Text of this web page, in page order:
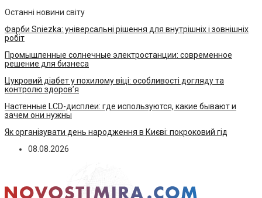
Останні новини світу
Фарби Sniezka: універсальні рішення для внутрішніх і зовнішніх
робіт
Промышленные солнечные электростанции: современное
решение для бизнеса
Цукровий діабет у похилому віці: особливості догляду та
контролю здоров’я
Настенные LCD-дисплеи: где используются, какие бывают и
зачем они нужны
Як організувати день народження в Києві: покроковий гід
08.08.2026